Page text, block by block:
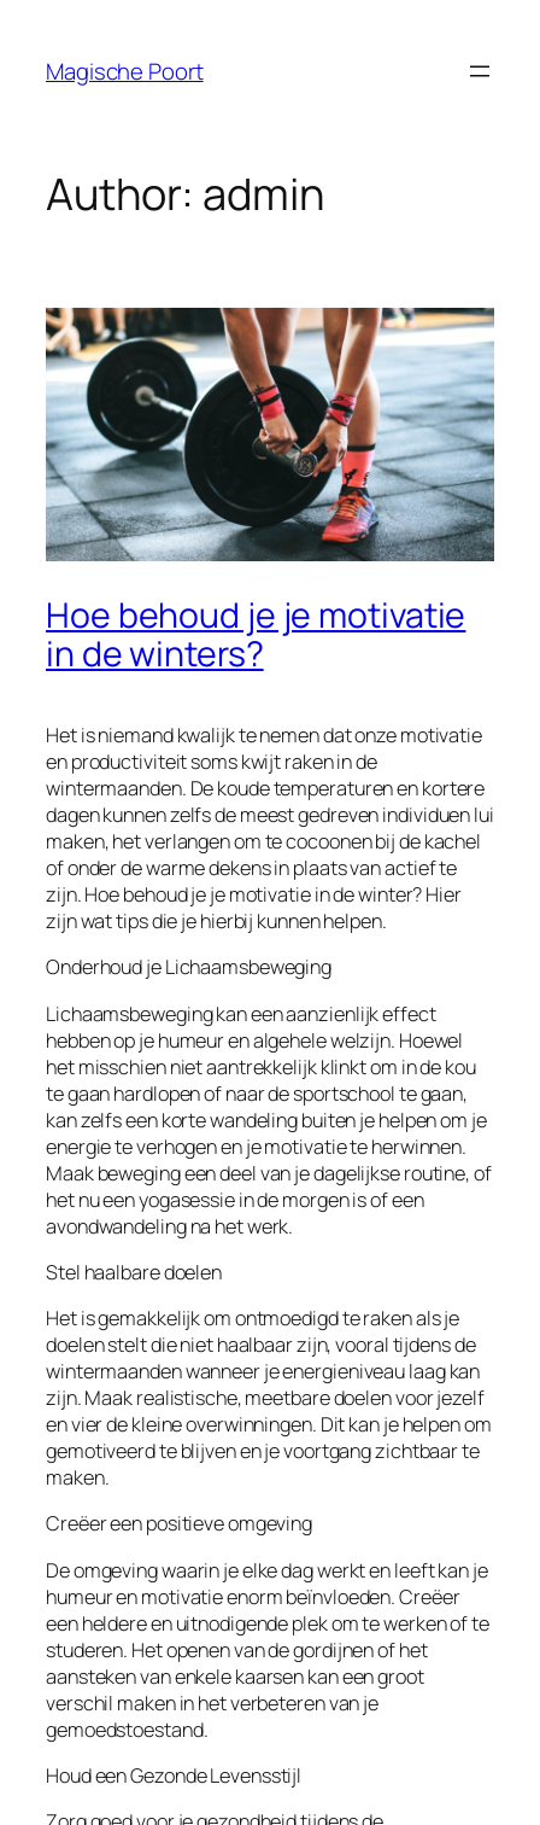
content
Magische Poort
Author: admin
Hoe behoud je je motivatie
in de winters?
Het is niemand kwalijk te nemen dat onze motivatie
en productiviteit soms kwijt raken in de
wintermaanden. De koude temperaturen en kortere
dagen kunnen zelfs de meest gedreven individuen lui
maken, het verlangen om te cocoonen bij de kachel
of onder de warme dekens in plaats van actief te
zijn. Hoe behoud je je motivatie in de winter? Hier
zijn wat tips die je hierbij kunnen helpen.
Onderhoud je Lichaamsbeweging
Lichaamsbeweging kan een aanzienlijk effect
hebben op je humeur en algehele welzijn. Hoewel
het misschien niet aantrekkelijk klinkt om in de kou
te gaan hardlopen of naar de sportschool te gaan,
kan zelfs een korte wandeling buiten je helpen om je
energie te verhogen en je motivatie te herwinnen.
Maak beweging een deel van je dagelijkse routine, of
het nu een yogasessie in de morgen is of een
avondwandeling na het werk.
Stel haalbare doelen
Het is gemakkelijk om ontmoedigd te raken als je
doelen stelt die niet haalbaar zijn, vooral tijdens de
wintermaanden wanneer je energieniveau laag kan
zijn. Maak realistische, meetbare doelen voor jezelf
en vier de kleine overwinningen. Dit kan je helpen om
gemotiveerd te blijven en je voortgang zichtbaar te
maken.
Creëer een positieve omgeving
De omgeving waarin je elke dag werkt en leeft kan je
humeur en motivatie enorm beïnvloeden. Creëer
een heldere en uitnodigende plek om te werken of te
studeren. Het openen van de gordijnen of het
aansteken van enkele kaarsen kan een groot
verschil maken in het verbeteren van je
gemoedstoestand.
Houd een Gezonde Levensstijl